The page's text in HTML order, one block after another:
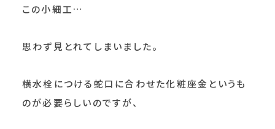
この小細工…
思わず見とれてしまいました。
横水栓につける蛇口に合わせた化粧座金というも
のが必要らしいのですが、